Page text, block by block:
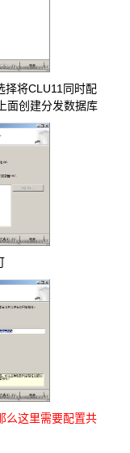
择将CLU11同时配
面创建分发数据库
么这里需要配置共